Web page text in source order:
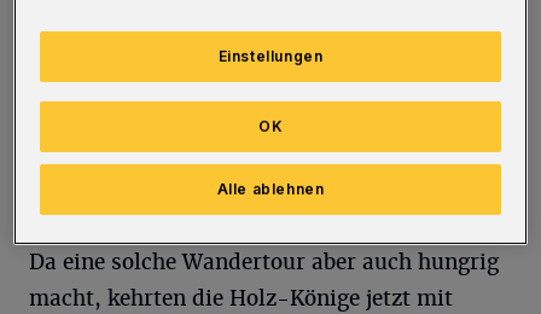
Laurentiusplatz aufmerksam zu machen —
als mittlerweile schon sechste Adventsaktion
der Graffiti-Künstler Martin "Megx"
Heuwold, Dominik "Birne" Hebestreit und
Norman "Angus" Schlegel.
Da eine solche Wandertour aber auch hungrig
macht, kehrten die Holz-Könige jetzt mit
Einstellungen
Alle ablehnen
OK